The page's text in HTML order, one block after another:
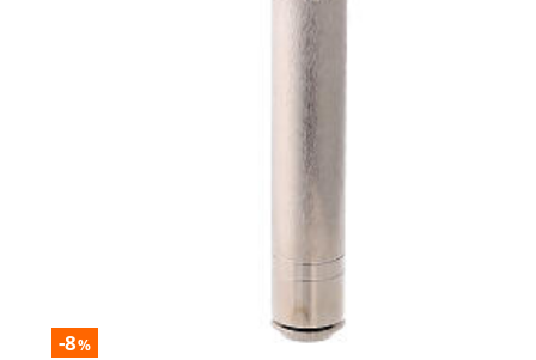
-8%